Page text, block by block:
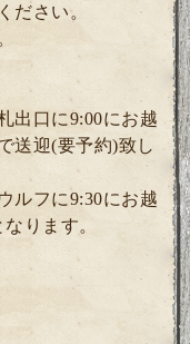
ださい。
出口に9:00にお越
送迎(要予約)致し
ルフに9:30にお越
ります。